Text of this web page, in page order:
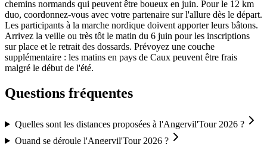
chemins normands qui peuvent être boueux en juin. Pour le 12 km
duo, coordonnez-vous avec votre partenaire sur l'allure dès le départ.
Les participants à la marche nordique doivent apporter leurs bâtons.
Arrivez la veille ou très tôt le matin du 6 juin pour les inscriptions
sur place et le retrait des dossards. Prévoyez une couche
supplémentaire : les matins en pays de Caux peuvent être frais
malgré le début de l'été.
Questions fréquentes
Quelles sont les distances proposées à l'Angervil'Tour 2026 ?
Quand se déroule l'Angervil'Tour 2026 ?